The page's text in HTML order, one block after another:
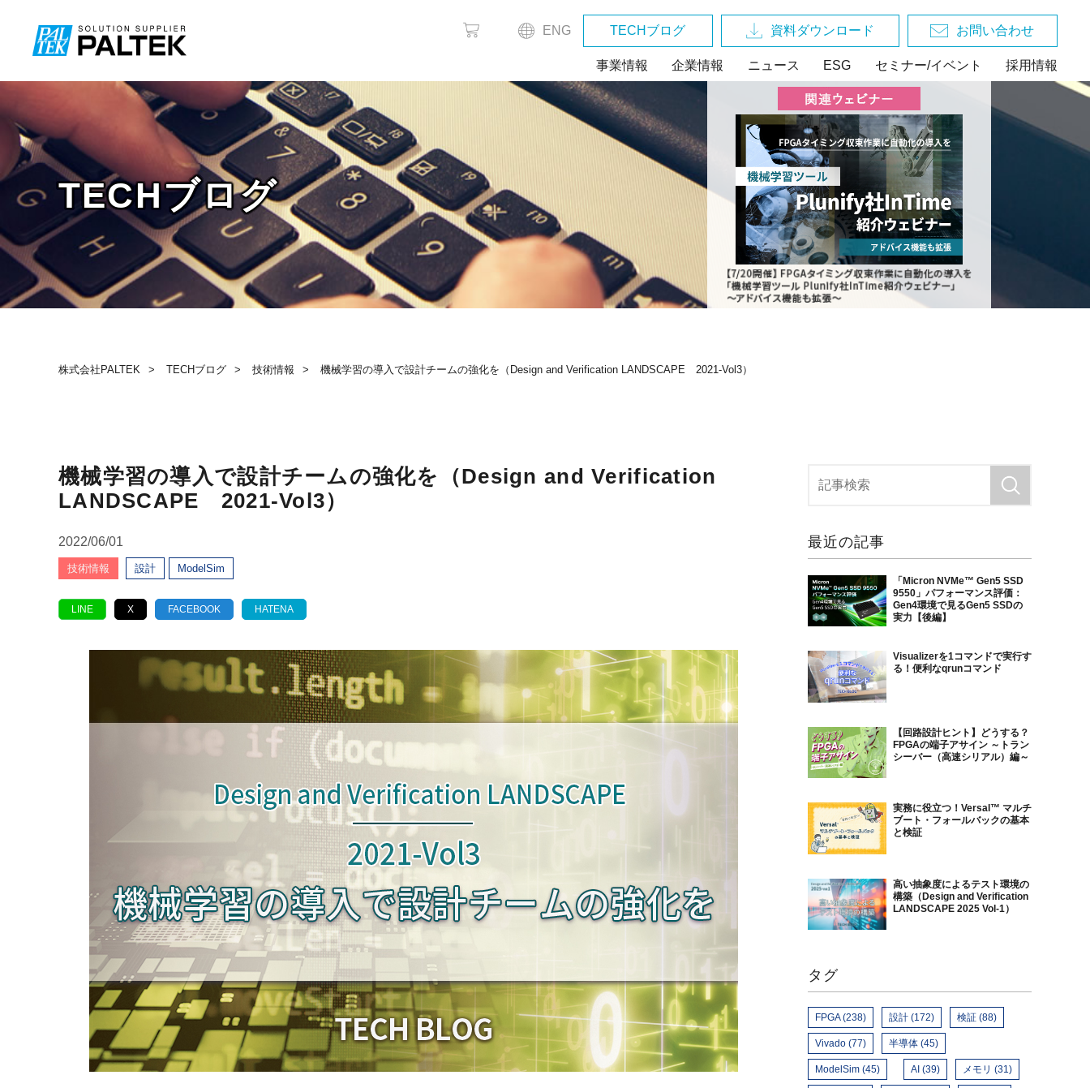
事業情報 企業情報 ニュース ESG セミナー/イベント 採用情報
ENG TECHブログ 資料ダウンロード お問い合わせ
株式会社PALTEK TECHブログ 技術情報 機械学習の導入で設計チームの強化を（Design and Verification LANDSCAPE 2021-Vol3）
TECHブログ
機械学習の導入で設計チームの強化を（Design and Verification
LANDSCAPE 2021-Vol3）
2022/06/01
技術情報 設計 ModelSim
LINE X FACEBOOK HATENA
最近の記事
「Micron NVMe™ Gen5 SSD
9550」パフォーマンス評価：
Gen4環境で見るGen5 SSDの
実力【後編】
Visualizerを1コマンドで実行す
る！便利なqrunコマンド
【回路設計ヒント】どうする？
FPGAの端子アサイン ～トラン
シーバー（高速シリアル）編～
実務に役立つ！Versal™ マルチ
ブート・フォールバックの基本
と検証
高い抽象度によるテスト環境の
構築（Design and Verification
LANDSCAPE 2025 Vol-1）
タグ
FPGA (238) 設計 (172) 検証 (88)
Vivado (77) 半導体 (45)
ModelSim (45) AI (39) メモリ (31)